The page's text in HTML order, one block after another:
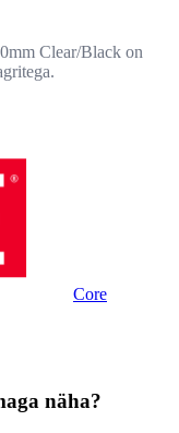
Clear/Black on
Core
näha?